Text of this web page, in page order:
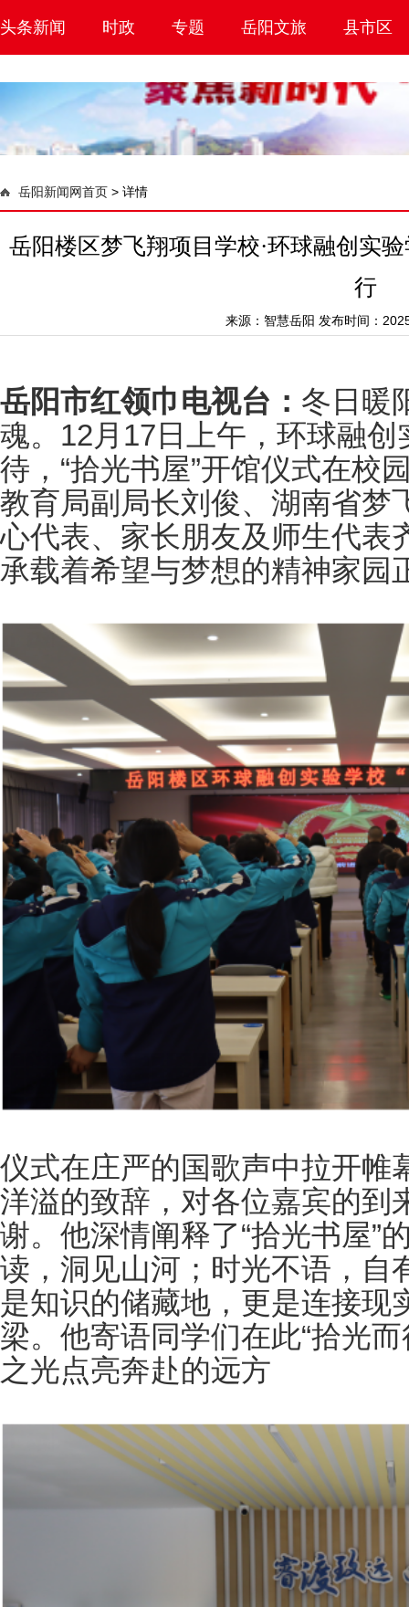
头条新闻 时政 专题 岳阳文旅 县市区
岳阳新闻网首页 > 详情
岳阳楼区梦飞翔项目学校·环球融创实
行
来源： 智慧岳阳 发布时间：
岳阳市红领巾电视台： 冬日暖
魂。12月17日上午，环球融
待，“拾光书屋”开馆仪式在校
教育局副局长刘俊、湖南省梦
心代表、家长朋友及师生代表
承载着希望与梦想的精神家园
仪式在庄严的国歌声中拉开帷
洋溢的致辞，对各位嘉宾的到
谢。他深情阐释了“拾光书屋”
读，洞见山河；时光不语，自
是知识的储藏地，更是连接现
梁。他寄语同学们在此“拾光
之光点亮奔赴的远方